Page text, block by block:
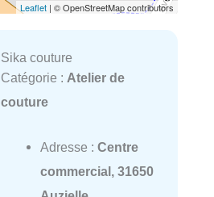
Leaflet | © OpenStreetMap contributors
Sika couture
Catégorie : Atelier de
couture
Adresse : Centre
commercial, 31650